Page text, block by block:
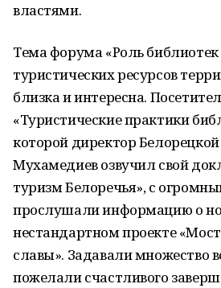
властями.
Тема форума «Роль библиотек
туристических ресурсов
близка и интересна.
«Туристические практики
которой директор
Мухамедиев озвучил свой
туризм Белоречья», с
прослушали информацию о
нестандартном проекте
славы». Задавали множество
пожелали счастливого